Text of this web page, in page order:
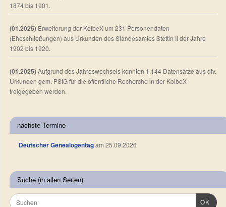
1874 bis 1901.
(01.2025) Erweiterung der KolbeX um 231 Personendaten
(Eheschließungen) aus Urkunden des Standesamtes Stettin II der Jahre
1902 bis 1920.
(01.2025)Aufgrund des Jahreswechsels konnten 1.144 Datensätze aus div.
Urkunden gem. PStG für die öffentliche Recherche in der KolbeX
freigegeben werden.
nächste Termine
Deutscher Genealogentagam 25.09.2026
Suche (in allen Seiten)
OK